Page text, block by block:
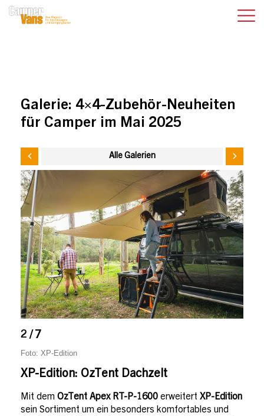
Galerie: 4×4-Zubehör-Neuheiten
für Camper im Mai 2025
Alle Galerien
2 / 7
Foto: XP-Edition
XP-Edition: OzTent Dachzelt
Mit dem OzTent Apex RT-P-1600 erweitert XP-Edition
sein Sortiment um ein besonders komfortables und